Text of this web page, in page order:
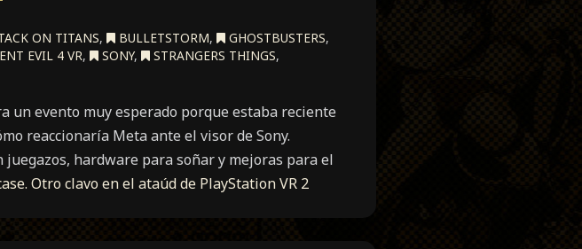
ON TITANS, BULLETSTORM, GHOSTBUSTERS,
EVIL 4 VR, SONY, STRANGERS THINGS,
un evento muy esperado porque estaba reciente
reaccionaría Meta ante el visor de Sony.
hardware para soñar y mejoras para el
Otro clavo en el ataúd de PlayStation VR 2